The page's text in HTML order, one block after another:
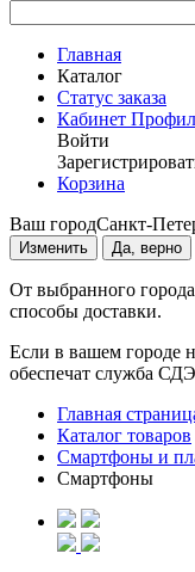
Главная
Каталог
Статус заказа
Кабинет
Войти
Корзина
Ваш городСанкт-
Изменить Да, верно
От выбранного
способы доставки.
Если в вашем городе
обеспечат служба
Главная
Каталог товаров
Смартфоны и
Смартфоны